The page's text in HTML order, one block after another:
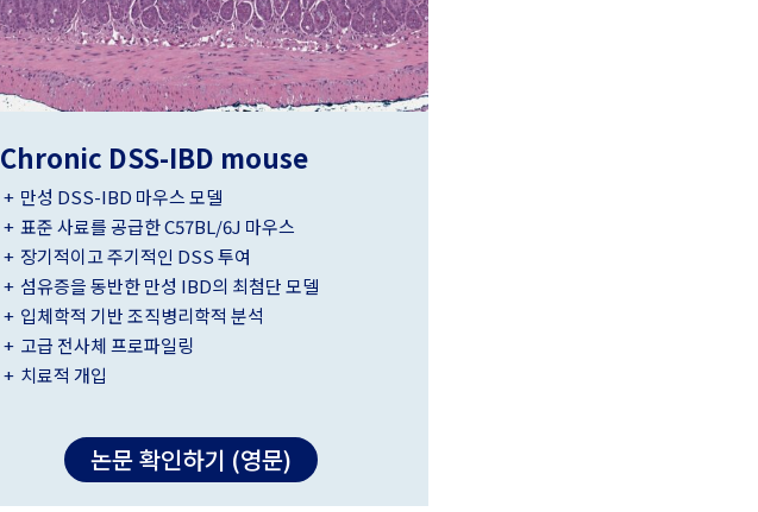
Chronic DSS-IBD mouse
만성 DSS-IBD 마우스 모델
표준 사료를 공급한 C57BL/6J 마우스
장기적이고 주기적인 DSS 투여
섬유증을 동반한 만성 IBD의 최첨단 모델
입체학적 기반 조직병리학적 분석
고급 전사체 프로파일링
치료적 개입
논문 확인하기 (영문)